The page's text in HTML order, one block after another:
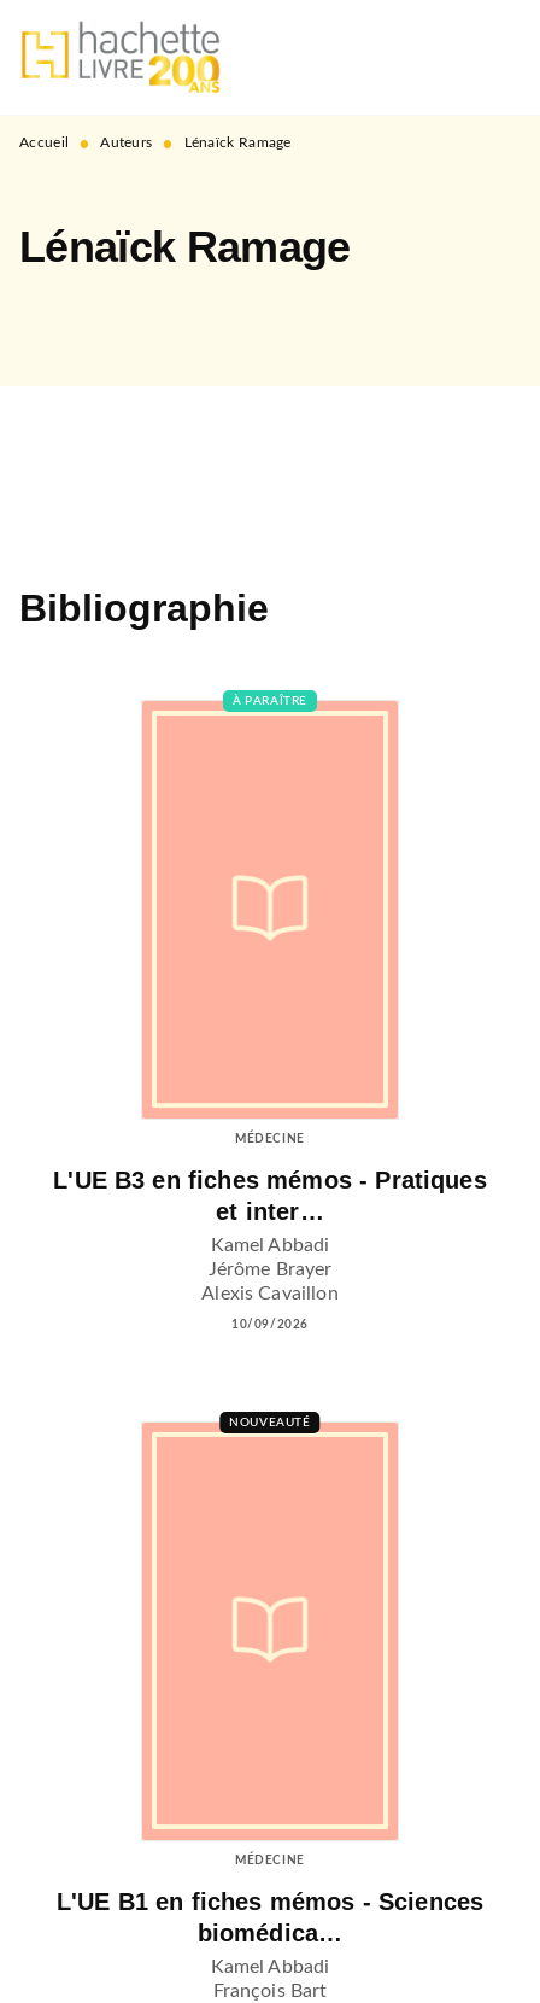
MENU RECHERCHE
PIED DE PAGE
Accueil • Auteurs • Lénaïck Ramage
Lénaïck Ramage
Bibliographie
À PARAÎTRE
MÉDECINE
L'UE B3 en fiches mémos - Pratiques
et inter…
Kamel Abbadi
Jérôme Brayer
Alexis Cavaillon
10/09/2026
NOUVEAUTÉ
MÉDECINE
L'UE B1 en fiches mémos - Sciences
biomédica…
Kamel Abbadi
François Bart